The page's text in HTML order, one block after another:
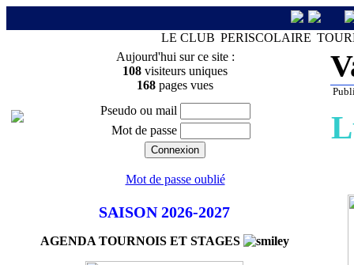
LE CLUB PERISCOLAIRE
Aujourd'hui sur ce site :
108 visiteurs uniques
168 pages vues
Pseudo ou mail
Mot de passe
Mot de passe oublié
SAISON 2026-2027
AGENDA TOURNOIS ET STAGES